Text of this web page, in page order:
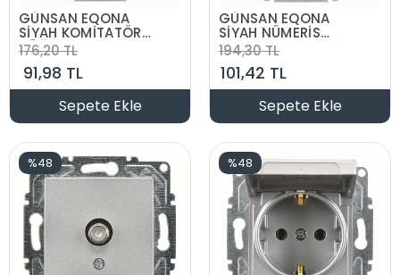
GÜNSAN EQONA
SİYAH KOMİTATÖR
DÜĞME MEKANİZMA
176,20 TL
91,98 TL
Sepete Ekle
GÜNSAN EQONA
SİYAH NÜMERİS
TELEFON CAT3 PRİZ
DÜĞME MEKANİZMA
194,30 TL
101,42 TL
Sepete Ekle
%48 %48